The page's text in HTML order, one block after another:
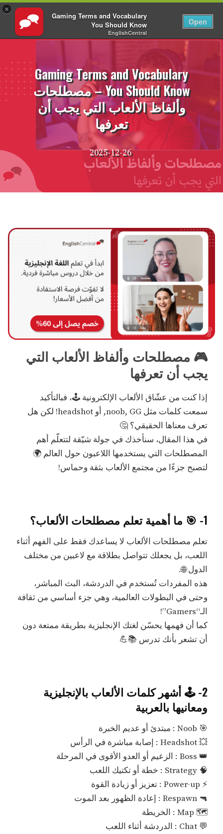
×
Gaming Terms and Vocabulary
You Should Know
EnglishCentral
Open
تسجيل الدخول AR
انتقل
Gaming Terms and Vocabulary
You Should Know – مصطلحات
وألفاظ الألعاب التي يجب أن
تعرفها
2025-12-26
🎮 مصطلحات وألفاظ الألعاب التي
يجب أن تعرفها
إذا كنت من عشّاق الألعاب الإلكترونية 🕹️، فبالتأكيد
سمعت كلمات مثل noob, GG, أو headshot! لكن هل
تعرف معناها الحقيقي؟ 🤔
في هذا المقال، سنأخذك في جولة شيّقة لتتعلّم أهم
المصطلحات التي يستخدمها اللاعبون حول العالم 🌍
لتصبح جزءًا من مجتمع الألعاب بثقة وحماس!
1- 🎯 ما أهمية تعلم مصطلحات الألعاب؟
تعلم مصطلحات الألعاب لا يساعدك فقط على الفهم أثناء
اللعب، بل يجعلك تتواصل بطلاقة مع لاعبين من مختلف
الدول 🌐.
هذه المفردات تُستخدم في الدردشة، البث المباشر،
وحتى في البطولات العالمية، وهي جزء أساسي من ثقافة
الـ“Gamers”!
كما أن فهمها يحسّن لغتك الإنجليزية بطريقة ممتعة دون
أن تشعر بأنك تدرس 📚💪
2- 🕹️ أشهر كلمات الألعاب بالإنجليزية
ومعانيها بالعربية
🎯 Noob : مبتدئ أو عديم الخبرة
💥 Headshot : إصابة مباشرة في الرأس
👑 Boss : الزعيم أو العدو الأقوى في المرحلة
🧠 Strategy : خطة أو تكتيك اللعب
⚡ Power-up : تعزيز أو زيادة القوة
🔫 Respawn : إعادة الظهور بعد الموت
🗺️ Map : الخريطة
💬 Chat : الدردشة أثناء اللعب